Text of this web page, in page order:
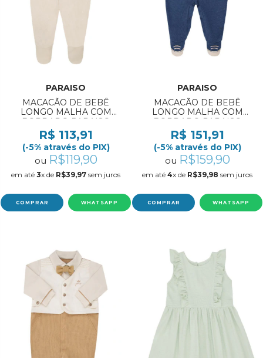
PARAISO
MACACÃO DE BEBÊ
LONGO MALHA COM
BORDADO PARAISO
REF:19928 RN/M
R$ 113,91
(-5% através do PIX)
ou R$119,90
em até 3x de R$39,97 sem juros
COMPRAR WHATSAPP
PARAISO
MACACÃO DE BEBÊ
LONGO MALHA COM
BORDADO PARAISO
REF:19919 RN/M
R$ 151,91
(-5% através do PIX)
ou R$159,90
em até 4x de R$39,98 sem juros
COMPRAR WHATSAPP